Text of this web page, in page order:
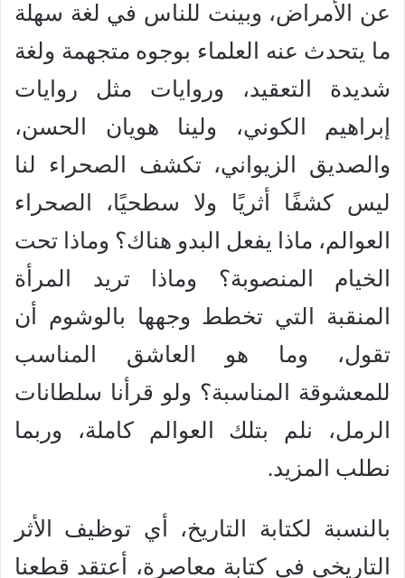
عن الأمراض، وبينت للناس في لغة سهلة
ما يتحدث عنه العلماء بوجوه متجهمة ولغة
شديدة التعقيد، وروايات مثل روايات
إبراهيم الكوني، ولينا هويان الحسن،
والصديق الزيواني، تكشف الصحراء لنا
ليس كشفًا أثريًا ولا سطحيًا، الصحراء
العوالم، ماذا يفعل البدو هناك؟ وماذا تحت
الخيام المنصوبة؟ وماذا تريد المرأة
المنقبة التي تخطط وجهها بالوشوم أن
تقول، وما هو العاشق المناسب
للمعشوقة المناسبة؟ ولو قرأنا سلطانات
الرمل، نلم بتلك العوالم كاملة، وربما
نطلب المزيد.
بالنسبة لكتابة التاريخ، أي توظيف الأثر
التاريخي في كتابة معاصرة، أعتقد قطعنا